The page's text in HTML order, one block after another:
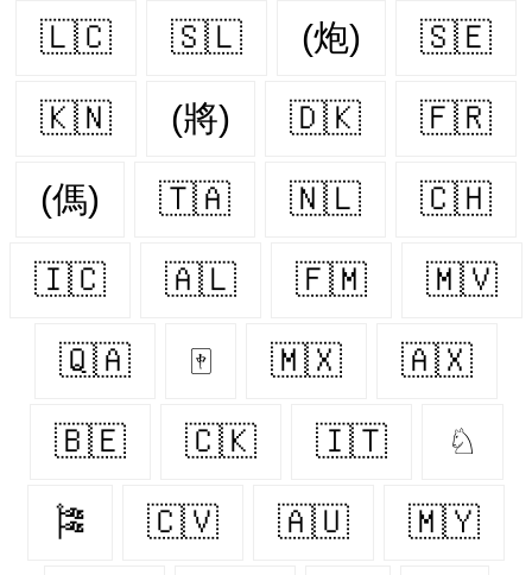
🇱🇨 🇸🇱 (炮) 🇸🇪
🇰🇳 (將) 🇩🇰 🇫🇷
(傌) 🇹🇦 🇳🇱 🇨🇭
🇮🇨 🇦🇱 🇫🇲 🇲🇻
🇶🇦 🀄 🇲🇽 🇦🇽
🇧🇪 🇨🇰 🇮🇹 ♘
🎏 🇨🇻 🇦🇺 🇲🇾